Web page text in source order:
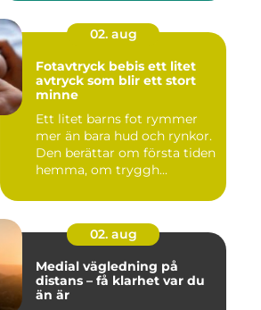
02. aug
Fotavtryck bebis ett litet
avtryck som blir ett stort
minne
Ett litet barns fot rymmer
mer än bara hud och rynkor.
Den berättar om första tiden
hemma, om tryggh...
02. aug
Medial vägledning på
distans – få klarhet var du
än är